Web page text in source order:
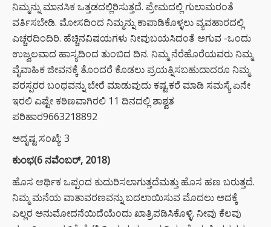
ನಿಮ್ಮನ್ನು ಮಾನಸಿಕ ಒತ್ತಡದಲ್ಲಿರಿಸುತ್ತದೆ. ಪ್ರೇಮದಲ್ಲಿ ಗುಲಾಮರಂತೆ
ವರ್ತಿಸಬೇಡಿ. ಮೋಸದಿಂದ ನಿಮ್ಮನ್ನು ಕಾಪಾಡಿಕೊಳ್ಳಲು ವ್ಯವಹಾರದಲ್ಲಿ
ಎಚ್ಚರದಿಂದಿರಿ. ಹೆಚ್ಚಿನವಿಷಯಗಳು ನೀವುಬಯಸಿದಂತೆ ಅಗುವ -ಒಂದು
ಉಜ್ವಲವಾದ ಹಾಸ್ಯದಿಂದ ತುಂಬಿದ ದಿನ. ನಿಮ್ಮ ನೆರೆಹೊರೆಯವರು ನಿಮ್ಮ
ವೈವಾಹಿಕ ಜೀವನಕ್ಕೆ ತೊಂದರೆ ಕೊಡಲು ಪ್ರಯತ್ನಿಸಬಹುದಾದರೂ ನಿಮ್ಮ
ಪರಸ್ಪರರ ಬಂಧವನ್ನು ಬೇರೆ ಮಾಡುವುದು ಕಷ್ಟ.ಕರೆ ಮಾಡಿ ಸಮಸ್ಯೆ ಏನೇ
ಇರಲಿ ಎಷ್ಟೇ ಕಠಿಣವಾಗಿರಲಿ 11 ದಿನದಲ್ಲಿ ಶಾಶ್ವತ
ಪರಿಹಾರ9663218892
ಅದೃಷ್ಟ ಸಂಖ್ಯೆ: 3
ಕುಂಭ(6 ನವೆಂಬರ್, 2018)
ಹೊಸ ಆರ್ಥಿಕ ಒಪ್ಪಂದ ಕುದುರಿಸಲಾಗುತ್ತದೆಮತ್ತು ಹೊಸ ಹಣ ಬರುತ್ತದೆ.
ನಿಮ್ಮ ಮನೆಯ ವಾತಾವರಣವನ್ನು ಬದಲಾಯಿಸುವ ಮೊದಲು ಅದಕ್ಕೆ
ಎಲ್ಲರ ಅನುಮೋದನೆಯಿದೆಯೆಂದು ಖಾತ್ರಿಪಡಿಸಿಕೊಳ್ಳಿ. ನೀವು ಕೆಲವು